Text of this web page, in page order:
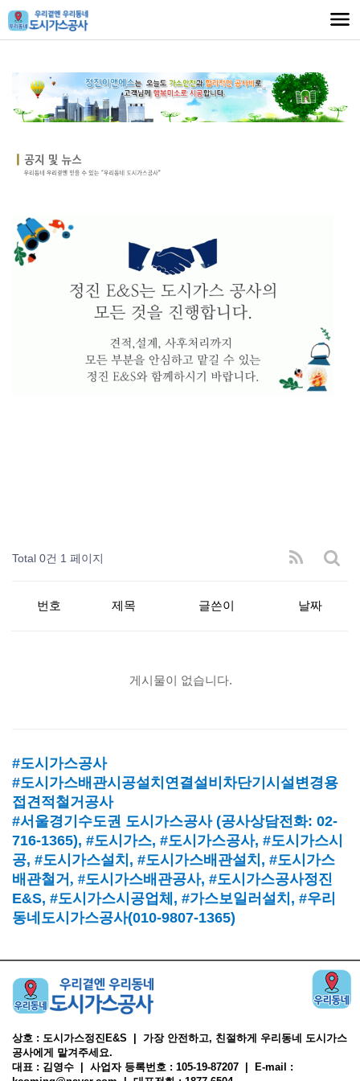
Total 0건 1 페이지
번호 제목 글쓴이 날짜
게시물이 없습니다.
#도시가스공사
#도시가스배관시공설치연결설비차단기시설변경용
접견적철거공사
#서울경기수도권 도시가스공사 (공사상담전화: 02-
716-1365), #도시가스, #도시가스공사, #도시가스시
공, #도시가스설치 , #도시가스배관설치 , #도시가스
배관철거, #도시가스배관공사, #도시가스공사정진
E&S, #도시가스시공업체 , #가스보일러설치 , #우리
동네도시가스공사(010-9807-1365)
상호 : 도시가스정진E&S | 가장 안전하고, 친절하게 우리동네 도시가스
공사에게 맡겨주세요.
대표 : 김영수 | 사업자 등록번호 : 105-19-87207 | E-mail :